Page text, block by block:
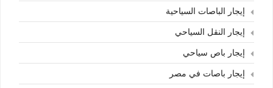
إيجار الباصات السياحية
إيجار النقل السياحي
إيجار باص سياحي
إيجار باصات في مصر